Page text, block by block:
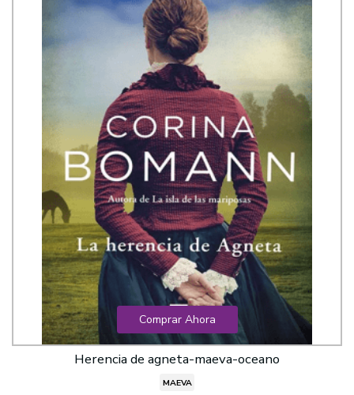
Comprar Ahora
Herencia de agneta-maeva-oceano
MAEVA